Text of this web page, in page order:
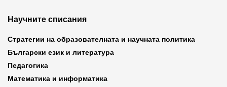
Научните списания
Стратегии на образователната и научната политика
Български език и литература
Педагогика
Математика и информатика